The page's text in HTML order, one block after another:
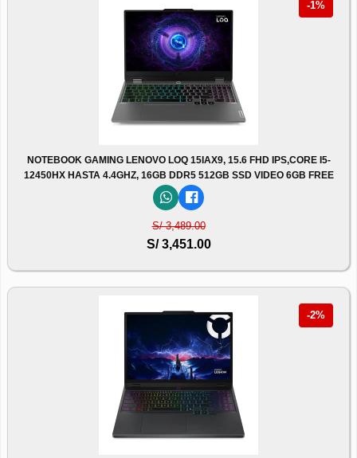
-1%
NOTEBOOK GAMING LENOVO LOQ 15IAX9, 15.6 FHD IPS,CORE I5-
12450HX HASTA 4.4GHZ, 16GB DDR5 512GB SSD VIDEO 6GB FREE
S/ 3,489.00
S/ 3,451.00
-2%